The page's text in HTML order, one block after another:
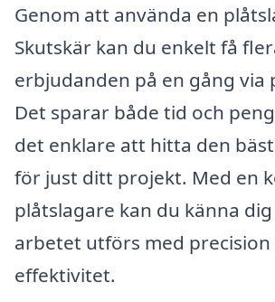
Genom att använda en
Skutskär kan du enkelt få
erbjudanden på en gång via
Det sparar både tid och
det enklare att hitta den
för just ditt projekt. Med en
plåtslagare kan du känna
arbetet utförs med precision
effektivitet.